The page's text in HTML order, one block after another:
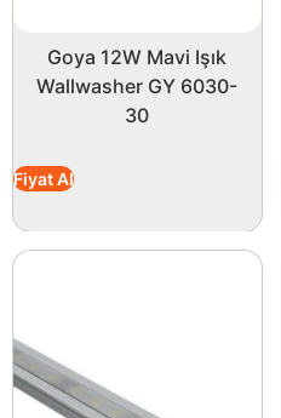
Goya 12W Mavi Işık
Wallwasher GY 6030-
30
Fiyat Al